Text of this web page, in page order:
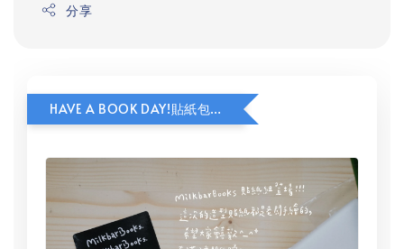
分享
HAVE A BOOK DAY!貼紙包加價購